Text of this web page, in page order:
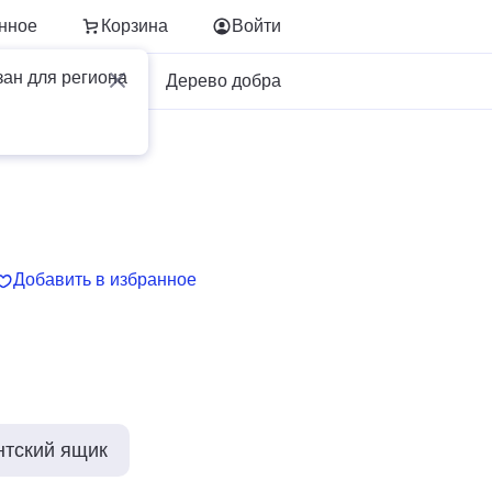
Корзина
для региона
Войти
Для бизнеса Дерево добра
Добавить в избранное
ящик